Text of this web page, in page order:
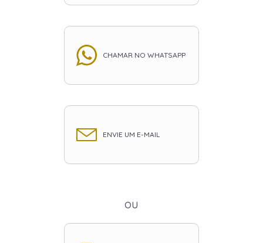
CHAMAR NO WHATSAPP
ENVIE UM E-MAIL
ou